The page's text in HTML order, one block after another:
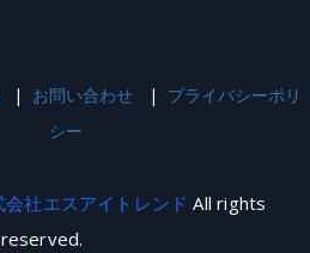
お問い合わせ
プライバシーポリ
シー
会社エスアイトレンドAll rights
reserved.